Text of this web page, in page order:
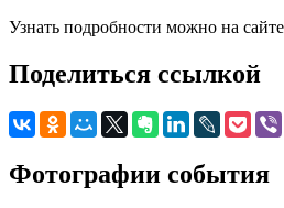
Узнать подробности можно на
Поделиться ссылкой
Фотографии события